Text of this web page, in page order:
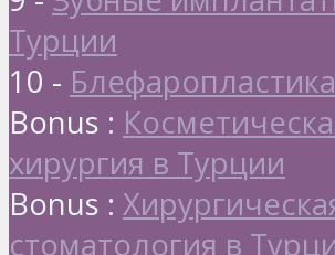
Турции
10 -
Bonus :
хирургия в Турции
Bonus :
стоматология в